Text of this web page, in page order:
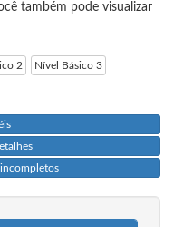
também pode visualizar
2 Nível Básico 3